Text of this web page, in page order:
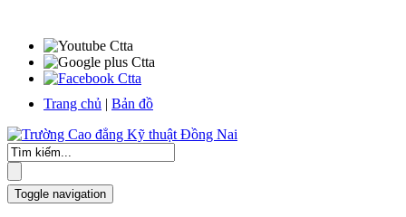
Trang chủ | Bản đồ
Toggle navigation